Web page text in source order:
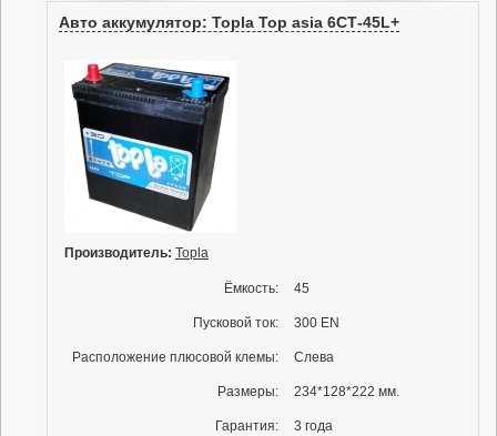
Авто аккумулятор: Topla Top asia 6СТ-45L+
Производитель: Topla
Ёмкость: 45
Пусковой ток: 300 EN
Расположение плюсовой клемы: Слева
Размеры: 234*128*222 мм.
Гарантия: 3 года